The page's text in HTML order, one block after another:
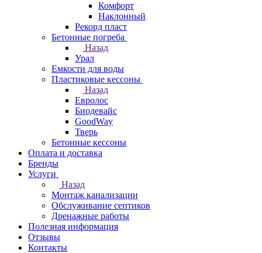
Комфорт
Наклонный
Рекорд пласт
Бетонные погреба
Назад
Урал
Емкости для воды
Пластиковые кессоны
Назад
Евролос
Биодевайс
GoodWay
Тверь
Бетонные кессоны
Оплата и доставка
Бренды
Услуги
Назад
Монтаж канализации
Обслуживание септиков
Дренажные работы
Полезная информация
Отзывы
Контакты